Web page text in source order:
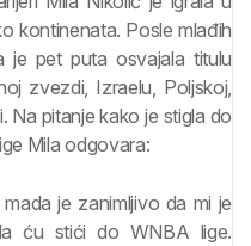
kontinenata. Posle mlađih
je pet puta osvajala titulu
zvezdi, Izraelu, Poljskoj,
Na pitanje kako je stigla do
Mila odgovara:
je zanimljivo da mi je
ću stići do WNBA lige.